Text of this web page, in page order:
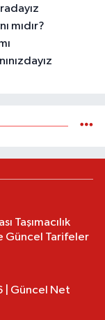
mıdır?
Taşımacılık
Güncel Tarifeler
| Güncel Net